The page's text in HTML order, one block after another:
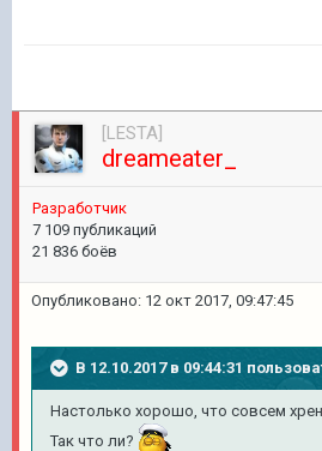
[LESTA]
dreameater_
Разработчик
7 109 публикаций
21 836 боёв
Опубликовано: 12 окт 2017, 09:47:45
В 12.10.2017 в 09:44:31
Настолько хорошо, что совсем
Так что ли?